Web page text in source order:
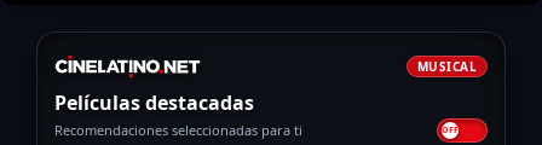
MUSICAL
Películas destacadas
Recomendaciones seleccionadas para ti